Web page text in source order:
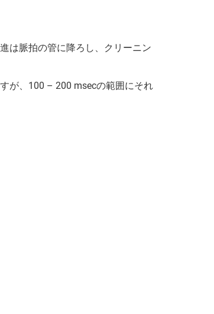
は脈拍の管に降ろし、クリーニン
が、100 – 200 msecの範囲にそれ